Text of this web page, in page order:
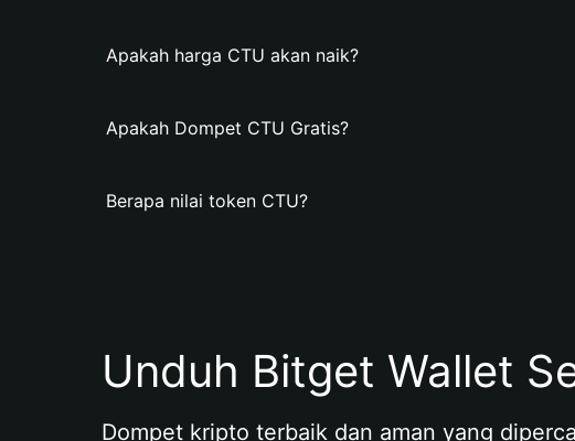
Apakah harga CTU akan naik?
Apakah Dompet CTU Gratis?
Berapa nilai token CTU?
Unduh Bitget Wallet
Dompet kripto terbaik dan aman yang